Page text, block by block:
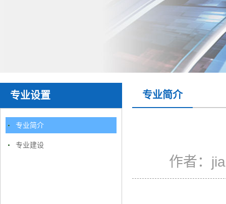
专业设置
专业简介
专业建设
专业简介
作者：